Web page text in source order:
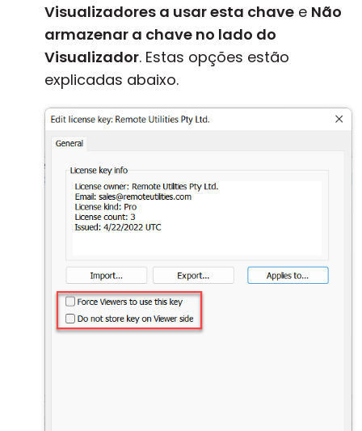
Visualizadores a usar esta chave e Não
armazenar a chave no lado do
Visualizador. Estas opções estão
explicadas abaixo.